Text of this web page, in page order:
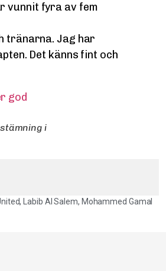
vunnit fyra av fem
tränarna. Jag har
Det känns fint och
i
, Labib Al Salem, Mohammed Gamal